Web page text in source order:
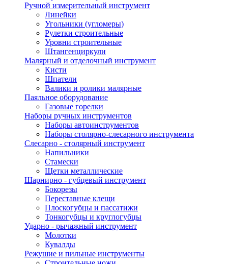
Ручной измерительный инструмент
Линейки
Угольники (угломеры)
Рулетки строительные
Уровни строительные
Штангенциркули
Малярный и отделочный инструмент
Кисти
Шпатели
Валики и ролики малярные
Паяльное оборудование
Газовые горелки
Наборы ручных инструментов
Наборы автоинструментов
Наборы столярно-слесарного инструмента
Слесарно - столярный инструмент
Напильники
Стамески
Щетки металлические
Шарнирно - губцевый инструмент
Бокорезы
Переставные клещи
Плоскогубцы и пассатижи
Тонкогубцы и круглогубцы
Ударно - рычажный инструмент
Молотки
Кувалды
Режушие и пильные инструменты